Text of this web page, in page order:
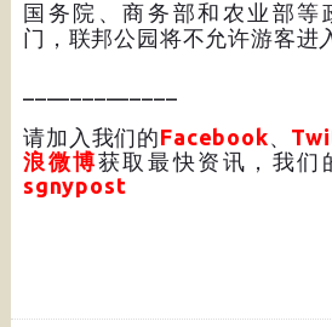
国务院、商务部和农业部等
门，联邦公园将不允许游客进
请加入我们的Facebook、
浪微博获取最快资讯，我们
sgnypost